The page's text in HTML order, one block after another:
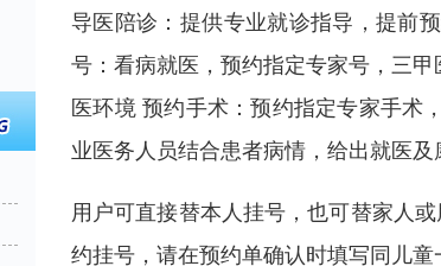
导医陪诊：提供专业就诊指导，提前
号：看病就医，预约指定专家号，三
医环境 预约手术：预约指定专家手术
业医务人员结合患者病情，给出就医及
用户可直接替本人挂号，也可替家人
约挂号，请在预约单确认时填写同儿